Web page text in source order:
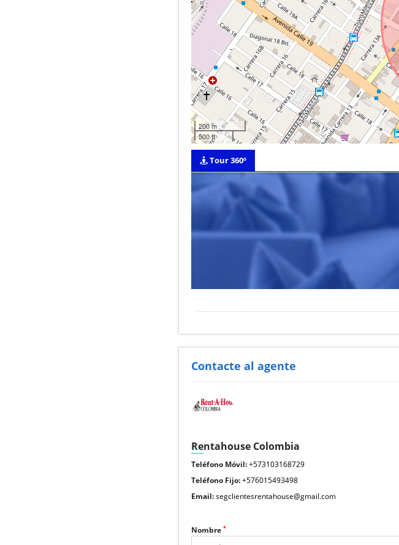
200 m
500 ft
Tour 360º
Contacte al agente
Rentahouse Colombia
Teléfono Móvil:+573103168729
Teléfono Fijo:+576015493498
Email:segclientesrentahouse@gmail.com
Nombre*